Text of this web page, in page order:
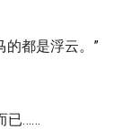
的都是浮云。”
已……